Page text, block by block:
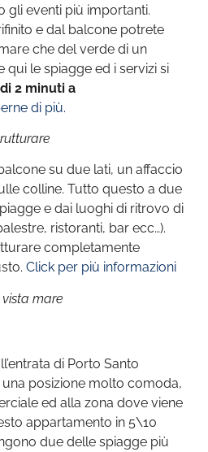
gli eventi più importanti.
e dal balcone potrete
che del verde di un
qui le spiagge ed i servizi si
2 minuti a
di più.
su due lati, un affaccio
colline. Tutto questo a due
e dai luoghi di ritrovo di
ristoranti, bar ecc…).
completamente
Click per più informazioni
mare
di Porto Santo
posizione molto comoda,
ed alla zona dove viene
appartamento in 5\10
due delle spiagge più